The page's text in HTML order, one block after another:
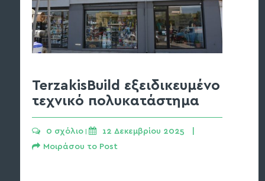
TerzakisBuild εξειδικευμένο
τεχνικό πολυκατάστημα
0 σχόλιο |
12 Δεκεμβρίου 2025   |
Μοιράσου το Post